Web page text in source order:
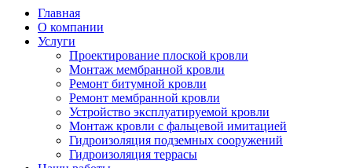
Главная
О компании
Услуги
Проектирование плоской кровли
Монтаж мембранной кровли
Ремонт битумной кровли
Ремонт мембранной кровли
Устройство эксплуатируемой кровли
Монтаж кровли с фальцевой имитацией
Гидроизоляция подземных сооружений
Гидроизоляция террасы